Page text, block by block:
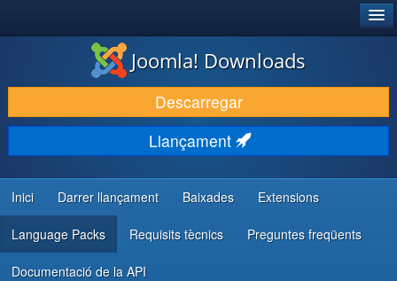
DESCARREGA & AMPLIA
DESCOBRIR & APRENDRE
COMUNITAT & SUPORT
RECURSOS PER DESENVOLUPADORS/ES
Joomla! Downloads
Descarregar
Llançament
Inici Darrer llançament Baixades Extensions
Language Packs Requisits tècnics Preguntes freqüents
Documentació de la API